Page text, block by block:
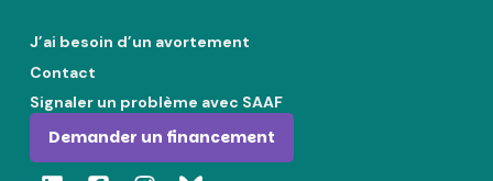
J’ai besoin d’un avortement
Contact
Signaler un problème avec SAAF
Demander un financement